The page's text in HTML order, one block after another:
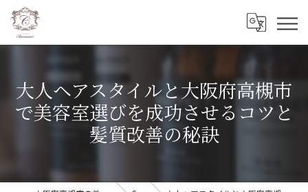
大人ヘアスタイルと大阪府高槻市
で美容室選びを成功させるコツと
髪質改善の秘訣